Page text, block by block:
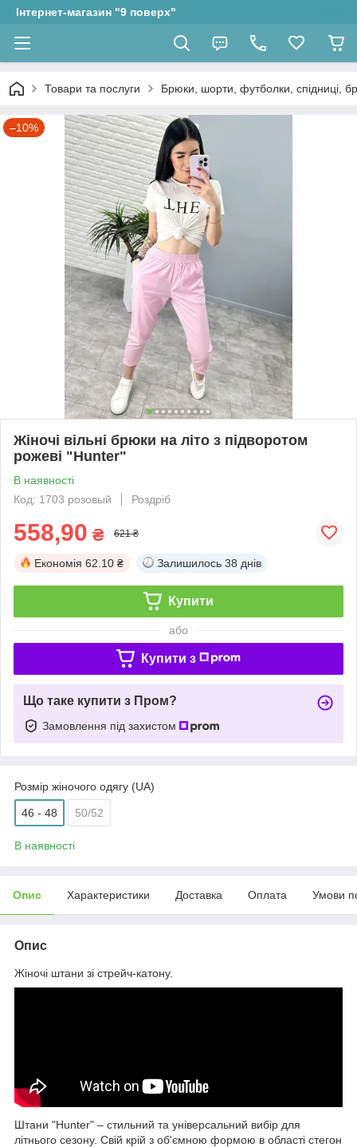
Інтернет-магазин "9 поверх"
Товари та послуги Брюки, шорти, футболки, спідниці,
–10%
Жіночі вільні брюки на літо з підворотом
рожеві "Hunter"
В наявності
Код: 1703 розовый
Роздріб
558,90 ₴ 621 ₴
Економія 62.10 ₴ Залишилось 38 днів
Купити
або
Купити з
Що таке купити з Пром?
Замовлення під захистом
Розмір жіночого одягу (UA)
46 - 48 50/52
В наявності
Опис Характеристики Доставка Оплата Умови
Опис
Жіночі штани зі стрейч-катону.
Штани "Hunter" – стильний та універсальний вибір для
літнього сезону. Свій крій з об'ємною формою в області стегон